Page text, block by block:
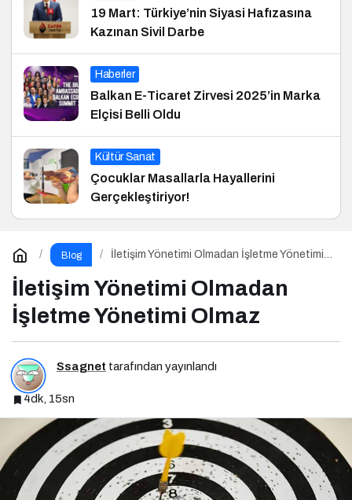
19 Mart: Türkiye’nin Siyasi Hafızasına
Kazınan Sivil Darbe
Haberler
Balkan E-Ticaret Zirvesi 2025’in Marka
Elçisi Belli Oldu
Kültür Sanat
Çocuklar Masallarla Hayallerini
Gerçekleştiriyor!
Blog
İletişim Yönetimi Olmadan İşletme Yönetimi
İletişim Yönetimi Olmadan
İşletme Yönetimi Olmaz
Ssagnet tarafından yayınlandı
4dk, 15sn